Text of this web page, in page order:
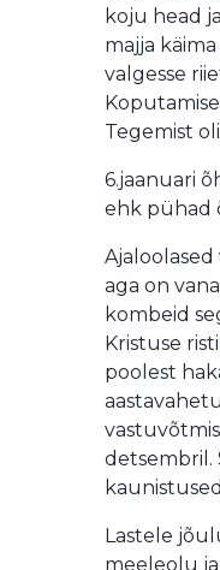
koju head
majja
valgesse
Tegemist
6.jaanuari
ehk pühad
aga on
kombeid
Kristuse
poolest
detsembril.
Lastele
meeleolu